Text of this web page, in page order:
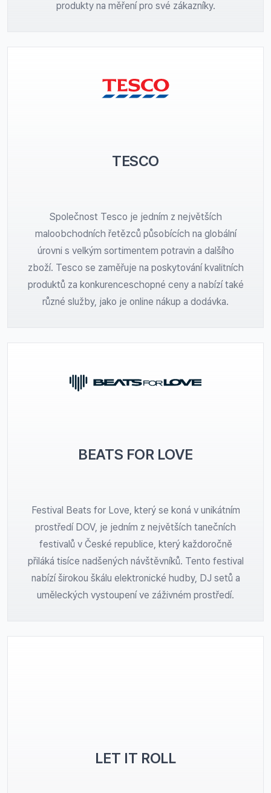
produkty na měření pro své zákazníky.
TESCO
Společnost Tesco je jedním z největších
maloobchodních řetězců působících na globální
úrovni s velkým sortimentem potravin a dalšího
zboží. Tesco se zaměřuje na poskytování kvalitních
produktů za konkurenceschopné ceny a nabízí také
různé služby, jako je online nákup a dodávka.
BEATS FOR LOVE
Festival Beats for Love, který se koná v unikátním
prostředí DOV, je jedním z největších tanečních
festivalů v České republice, který každoročně
přiláká tisíce nadšených návštěvníků. Tento festival
nabízí širokou škálu elektronické hudby, DJ setů a
uměleckých vystoupení ve záživném prostředí.
LET IT ROLL